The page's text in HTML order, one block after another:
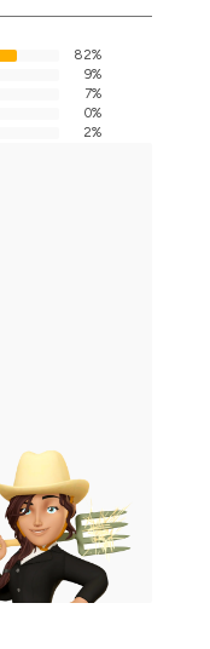
82%
9%
7%
0%
2%